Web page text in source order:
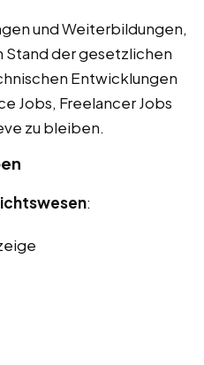
und Weiterbildungen,
Stand der gesetzlichen
Entwicklungen
Jobs, Freelancer Jobs
zu bleiben.
: